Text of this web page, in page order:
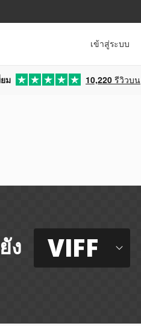
เข้าสู่ระบบ
ม 10,220 รีวิวบน
ง VIFF